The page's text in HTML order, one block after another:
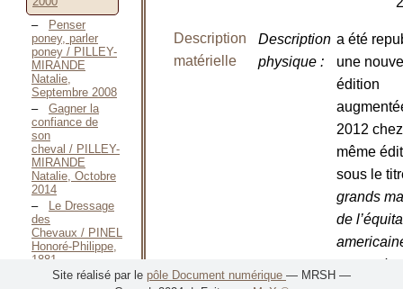
Penser
poney, parler
poney / PILLEY-
MIRANDE
Natalie,
Septembre 2008
Gagner la
confiance de
son
cheval / PILLEY-
MIRANDE
Natalie, Octobre
2014
Le Dressage
des
Chevaux / PINEL
Honoré-Philippe,
1881
Juste un
Description
matérielle
Description
physique:
a été
une
édition
2012
même
sous le
grands
de
secret des
Site réalisé par le pôle Document numérique — MRSH —